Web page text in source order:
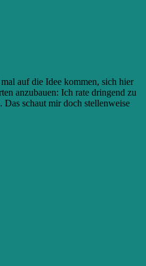
auf die Idee kommen, sich hier
anzubauen: Ich rate dringend zu
schaut mir doch stellenweise